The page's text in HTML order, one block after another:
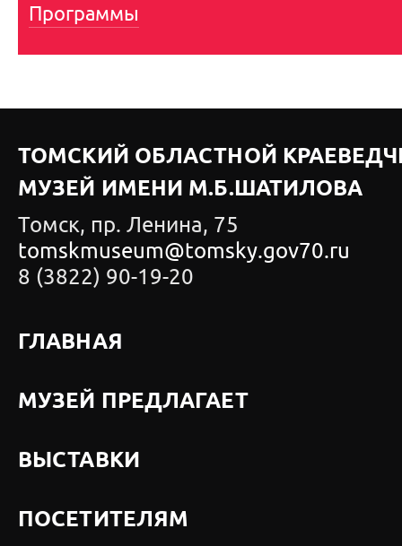
Программы
ТОМСКИЙ ОБЛАСТНОЙ
МУЗЕЙ ИМЕНИ М.Б.ШАТИЛОВА
Томск, пр. Ленина, 75
tomskmuseum@tomsky.gov70.ru
8 (3822) 90-19-20
ГЛАВНАЯ
МУЗЕЙ ПРЕДЛАГАЕТ
ВЫСТАВКИ
ПОСЕТИТЕЛЯМ